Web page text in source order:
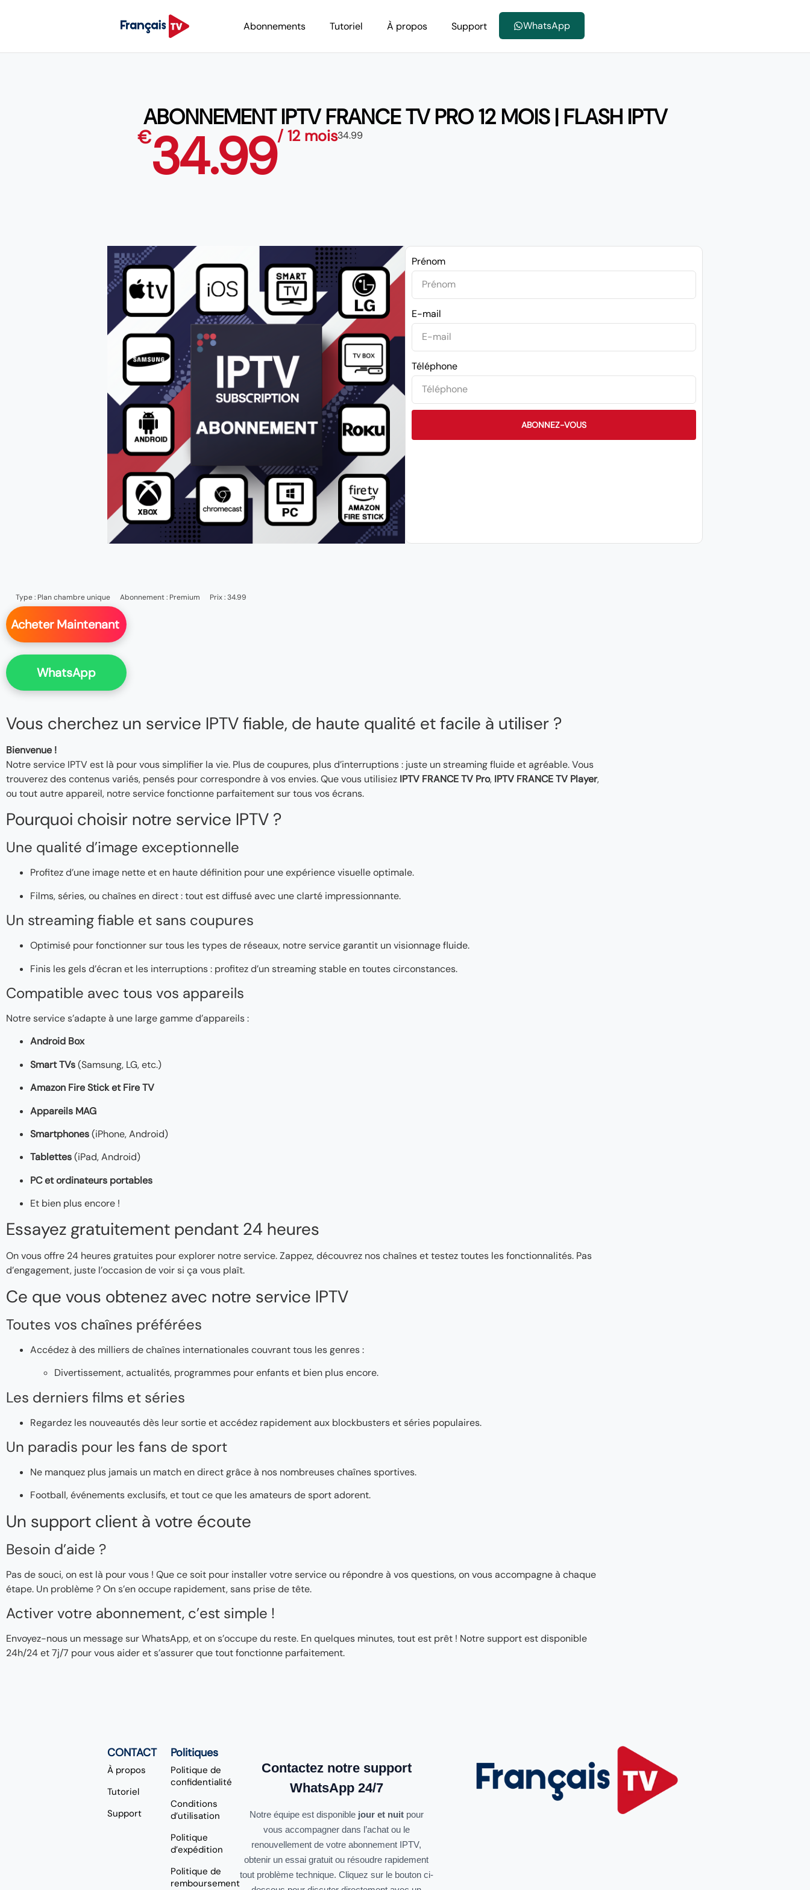
Abonnements Tutoriel À propos Support WhatsApp
ABONNEMENT IPTV FRANCE TV PRO 12 MOIS | FLASH IPTV
€34.99/ 12 mois34.99
Prénom
E-mail
Téléphone
ABONNEZ-VOUS
Type : Plan chambre unique Abonnement : Premium Prix : 34.99
Acheter Maintenant
WhatsApp
Vous cherchez un service IPTV fiable, de haute qualité et facile à utiliser ?
Bienvenue !
Notre service IPTV est là pour vous simplifier la vie. Plus de coupures, plus d’interruptions : juste un streaming fluide et agréable. Vous
trouverez des contenus variés, pensés pour correspondre à vos envies. Que vous utilisiez IPTV FRANCE TV Pro, IPTV FRANCE TV Player,
ou tout autre appareil, notre service fonctionne parfaitement sur tous vos écrans.
Pourquoi choisir notre service IPTV ?
Une qualité d’image exceptionnelle
Profitez d’une image nette et en haute définition pour une expérience visuelle optimale.
Films, séries, ou chaînes en direct : tout est diffusé avec une clarté impressionnante.
Un streaming fiable et sans coupures
Optimisé pour fonctionner sur tous les types de réseaux, notre service garantit un visionnage fluide.
Finis les gels d’écran et les interruptions : profitez d’un streaming stable en toutes circonstances.
Compatible avec tous vos appareils
Notre service s’adapte à une large gamme d’appareils :
Android Box
Smart TVs(Samsung, LG, etc.)
Amazon Fire Stick et Fire TV
Appareils MAG
Smartphones(iPhone, Android)
Tablettes(iPad, Android)
PC et ordinateurs portables
Et bien plus encore !
Essayez gratuitement pendant 24 heures
On vous offre 24 heures gratuites pour explorer notre service. Zappez, découvrez nos chaînes et testez toutes les fonctionnalités. Pas
d’engagement, juste l’occasion de voir si ça vous plaît.
Ce que vous obtenez avec notre service IPTV
Toutes vos chaînes préférées
Accédez à des milliers de chaînes internationales couvrant tous les genres :
Divertissement, actualités, programmes pour enfants et bien plus encore.
Les derniers films et séries
Regardez les nouveautés dès leur sortie et accédez rapidement aux blockbusters et séries populaires.
Un paradis pour les fans de sport
Ne manquez plus jamais un match en direct grâce à nos nombreuses chaînes sportives.
Football, événements exclusifs, et tout ce que les amateurs de sport adorent.
Un support client à votre écoute
Besoin d’aide ?
Pas de souci, on est là pour vous ! Que ce soit pour installer votre service ou répondre à vos questions, on vous accompagne à chaque
étape. Un problème ? On s’en occupe rapidement, sans prise de tête.
Activer votre abonnement, c’est simple !
Envoyez-nous un message sur WhatsApp, et on s’occupe du reste. En quelques minutes, tout est prêt ! Notre support est disponible
24h/24 et 7j/7 pour vous aider et s’assurer que tout fonctionne parfaitement.
CONTACT
À propos
Tutoriel
Support
Politiques
Politique de
confidentialité
Conditions
d’utilisation
Politique
d’expédition
Politique de
remboursement
Contactez notre support
WhatsApp 24/7
Notre équipe est disponible jour et nuitpour
vous accompagner dans l’achat ou le
renouvellement de votre abonnement IPTV,
obtenir un essai gratuit ou résoudre rapidement
tout problème technique. Cliquez sur le bouton ci-